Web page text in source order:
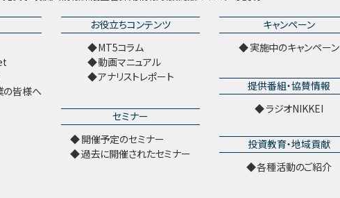
の皆様へ
お役立ちコンテンツ
MT5コラム
動画マニュアル
アナリストレポート
セミナー
開催予定のセミナー
過去に開催されたセミナー
キャンペーン
実施中のキャンペーン
提供番組・協賛情報
ラジオNIKKEI
投資教育・地域貢献
各種活動のご紹介